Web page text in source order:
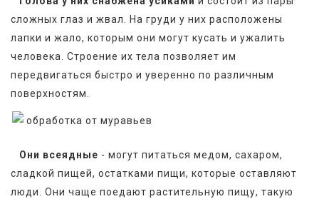
сложных глаз и жвал. На груди у них расположены
лапки и жало, которым они могут кусать и ужалить
человека. Строение их тела позволяет им
передвигаться быстро и уверенно по различным
поверхностям.
Они всеядные - могут питаться медом, сахаром,
сладкой пищей, остатками пищи, которые оставляют
люди. Они чаще поедают растительную пищу, такую